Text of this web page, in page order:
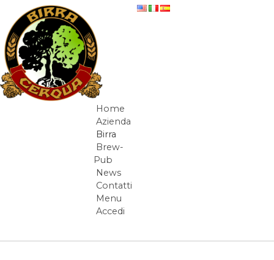
Salta al contenuto
Navigazione
Home
Azienda
Birra
Brew-
Pub
News
Contatti
Menu
Accedi